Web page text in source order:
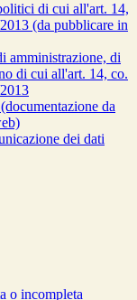
di cui all'art. 14,
(da pubblicare in
amministrazione, di
di cui all'art. 14, co.
da
dei dati
o incompleta